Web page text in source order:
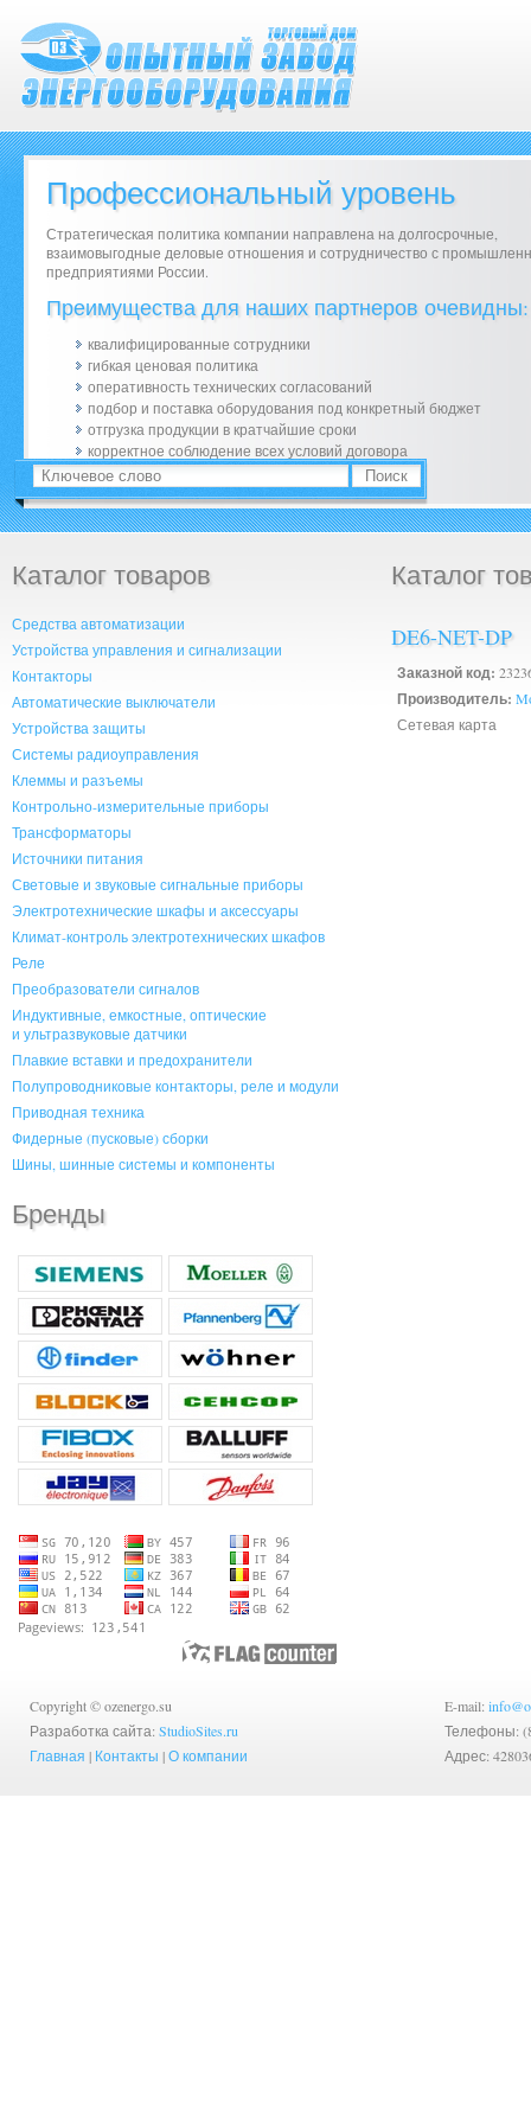
Профессиональный уровень
Стратегическая политика компании направлена на долгосрочные,
взаимовыгодные деловые отношения и сотрудничество с
предприятиями России.
Преимущества для наших партнеров очевидны:
квалифицированные сотрудники
гибкая ценовая политика
оперативность технических согласований
подбор и поставка оборудования под конкретный бюджет
отгрузка продукции в кратчайшие сроки
корректное соблюдение всех условий договора
Каталог товаров
Средства автоматизации
Устройства управления и сигнализации
Контакторы
Автоматические выключатели
Устройства защиты
Системы радиоуправления
Клеммы и разъемы
Контрольно-измерительные приборы
Трансформаторы
Источники питания
Световые и звуковые сигнальные приборы
Электротехнические шкафы и аксессуары
Климат-контроль электротехнических шкафов
Реле
Преобразователи сигналов
Индуктивные, емкостные, оптические
и ультразвуковые датчики
Плавкие вставки и предохранители
Полупроводниковые контакторы, реле и модули
Приводная техника
Фидерные (пусковые) сборки
Шины, шинные системы и компоненты
Бренды
Каталог
DE6-NET-DP
Заказной код:
Производитель:
Сетевая карта
Copyright © ozenergo.su
Разработка сайта: StudioSites.ru
Главная | Контакты |О компании
E-mail:
Телефоны:
Адрес: